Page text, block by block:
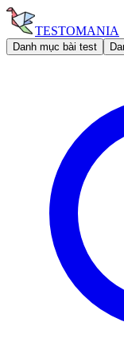
TESTOMANIA
Danh mục bài test